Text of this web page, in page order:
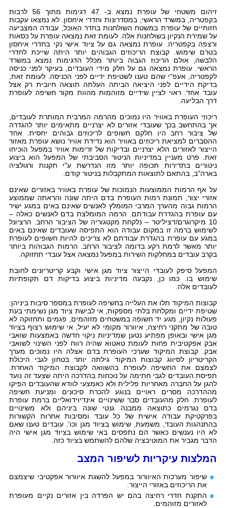
זיהום משטחי של עופרת נמצא ב- 47 דגימות מתוך 56 לרבות
בקפטריה, במשרד הראשי, במסדרונות וחדרי איחסון. לא נמצאו עקבות
חזותיים של עופרת במשטח השולחנות בחדר האוכל, עבודה המצביעה
על שמירת הנקיון בשולחנות אלה. לעומת זאת נמצאה עופרת על כסאות
ורצפה בקפטריה. עופרת נמצאה גם על ציוד אישי נקי בחדרי איחסון
בטרם שימוש. קבוצת הריכוזים הגבוהים יותר היתה שייכת לחדרי
הלבשה, אולם הריכוז הגבוה ביותר מכלל הדגימות נמצא במשרד
הראשי. עופרת נמצאה גם על חלק מידי העובדים, בעיקר לפני כניסה
לקפטריה, אעפ"י שהם טענו לשטיפת ידיים לפני הכניסה. לעומת זאת,
בדיקת הידיים לפני היציאה הביתה העלתה תוצאה חיובית רק אצל
עובד אחד. ראוי לציין שידיים מזוהמות מהוות מקור חשיפה לעופרת
דרך הבליעה.
ריכוזי העופרת באוויר היו נמוכים מהרמה המרבית המותרת לעובדים,
אך בהתחשב בכך שעובדי אזורים לא יצרניים מתאימים יותר להגדרה
של ציבור רחב היו חלקם חשופים לריכוזים גבוהים יחסית. אחד
ההסברים למציאת ריכוזים באוויר הוא נדידת אוויר נושא עופרת מאזור
הייצור לאזורים הלא יצרניים ובדיקות של זרימות אוויר במפעל הוכיחו
זאת. פרט מעניין במדיניות הניטור הסביבתי של המפעל הוא ביצוע
ניטורים בתדירות תכופה יותר מזו הנדרשת ע"י תקנות ורגולציה
בארה"ב, בהתאם לתוצאות המתקבלות בניטור קודם.
על אף הרמות הממוצעות הנמוכות של עופרת באוויר באזורים שאינם
אזורי יצור, תמונת רמות העופרת בדם היתה שונה והראתה שממוצע
הרמות גבוה מהערך המרבי המומלץ לאנשים שאינם באים במגע ישיר
עם עופרת בהגדרת עבודתם. הרמה המומלצת בדם לאנשים כאלה –
10 מיקרוגרם/דציליטר – נלקחת מקטגוריה של הציבור הרחב. הרציונל
לשימוש ברמה זו במקום עבודה הוא התפיסה שעובדים שאינם באים
במגע עם עופרת בהגדרת עבודתם לא צריכים להיות חשופים לעופרת
יותר מאשר לרמת רקע בדומה לציבור הרחב. הרמות הגבוהות ביותר
בקרב עובדים במחלקות השירות במפעל נמצאה אצל עובדי תחזוקה.
המפעל סיפק לעובדי הייצור ציוד מגן אישי וקבע קריטריונים לחובת
שימוש בו. כמו כן, נקבעה מדיניות ביצוע בדיקות דם תקופתיות
לעובדים אלה.
קבוצות המיקוד תלו את העלייה בחשיפה לעופרת במספר סיבות ביניהן:
שטיפת ידיים ומקלחת בלתי מספקות, אי לבישת ציוד מגן נשימתי בעת
פעולות נקיון, מגע יד חשופה במשטחים מזוהמים, פגמים ותחזוקה לא
טובה של מתקני רחיצה, איוורור מקומי לא יעיל, אי שימוש רצוף בציוד
מגן אישי ובאופן מפתיע נטען שמדיניות ניקוי חדשה באמצעות שואבי
אבק אפקטיבית פחות לעומת טאטוא שהיה רווח לפני השינוי לשואבי
אבק. קבוצת המיקוד שערכי העופרת בדם אצלה היו נמוכים מערך
הקריטריון לסיווג קבוצות המיקוד גילתה יותר בטחון לגבי היכולת
לצמצם את החשיפה לעופרת בהשוואה לקבוצת המיקוד האחרת.
תפיסת העובדים לגבי חתימה על נוכחות בהדרכה היתה שצעד זה נועד
להגן על החברה מאחריות פלילית ולא כאמצעי לוודא שהעובדים הפיקו
מההדרכה מסרים ראויים בנוגע להכרת סיכונים ומניעת חשיפה
לעופרת. חלק מהעובדים סבר ששינויים אינדיוידואליים ברמת עופרת
בדם נגרמים כתוצאה ממבנה גנטי שונה ביניהם ולא משינויים
בפרקטיקת עבודה אישית של כל עובד ומסיבות אחרות הקשורות
בהתנהגות העובד, משמעת, שימוש בציוד מגן וכו'. עובדים טענו שאם
לא היו נענשים כאשר הם נתפסים באי שימוש בציוד מגן אישי היה
הדבר מגביר את המוטיבציה שלהם להשתמש בציוד כזה.
המלצות עיקריות לשיפור המצב
שיפור מערכות האיוורור במפעל להשגת איוורור אפקטיבי שיצמצם
את הריכוזים באזורי הייצור.
התקנת חדרי רחיצה בהם יש הפרדה בין אזורים נקיים מעופרת
לאזורים מזוהמים.